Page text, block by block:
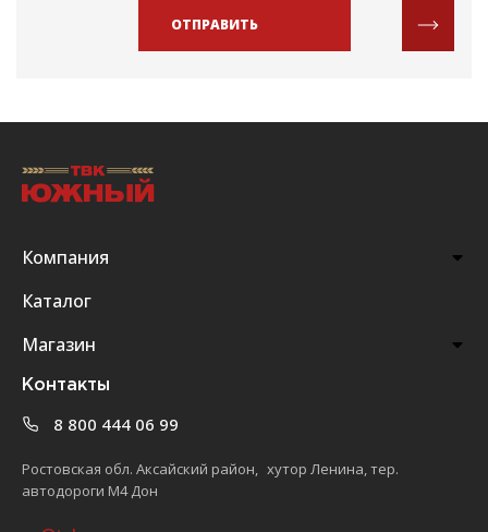
ОТПРАВИТЬ
Компания
Каталог
Магазин
Контакты
8 800 444 06 99
Ростовская обл. Аксайский район, хутор Ленина, тер.
автодороги М4 Дон